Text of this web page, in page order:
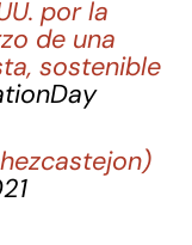
por la
de una
sostenible